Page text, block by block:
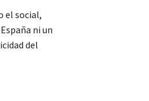
el social,
ni un
del